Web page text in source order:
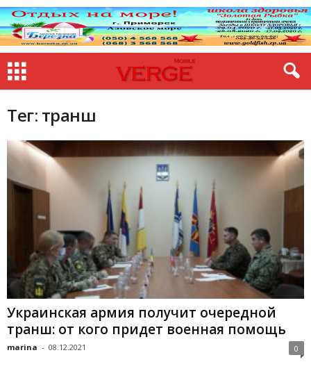
Тег: транш
Украинская армия получит очередной
транш: от кого придет военная помощь
marina - 08.12.2021 0